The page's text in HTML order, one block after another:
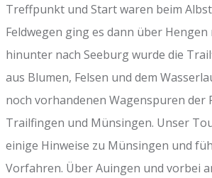
Treffpunkt und Start waren beim
Feldwegen ging es dann über
hinunter nach Seeburg wurde die
aus Blumen, Felsen und dem
noch vorhandenen Wagenspuren der
Trailfingen und Münsingen. Unser
einige Hinweise zu Münsingen und
Vorfahren. Über Auingen und vorbei